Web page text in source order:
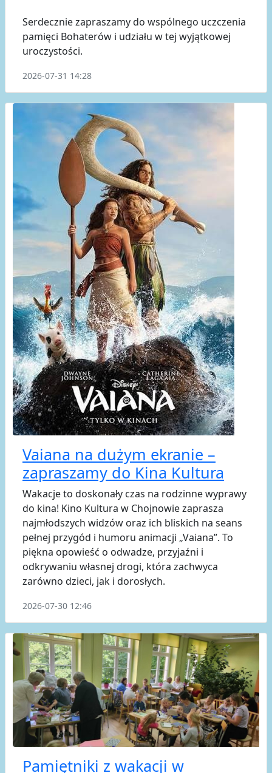
Serdecznie zapraszamy do wspólnego uczczenia
pamięci Bohaterów i udziału w tej wyjątkowej
uroczystości.
2026-07-31 14:28
Vaiana na dużym ekranie –
zapraszamy do Kina Kultura
Wakacje to doskonały czas na rodzinne wyprawy
do kina! Kino Kultura w Chojnowie zaprasza
najmłodszych widzów oraz ich bliskich na seans
pełnej przygód i humoru animacji „Vaiana”. To
piękna opowieść o odwadze, przyjaźni i
odkrywaniu własnej drogi, która zachwyca
zarówno dzieci, jak i dorosłych.
2026-07-30 12:46
Pamiętniki z wakacji w